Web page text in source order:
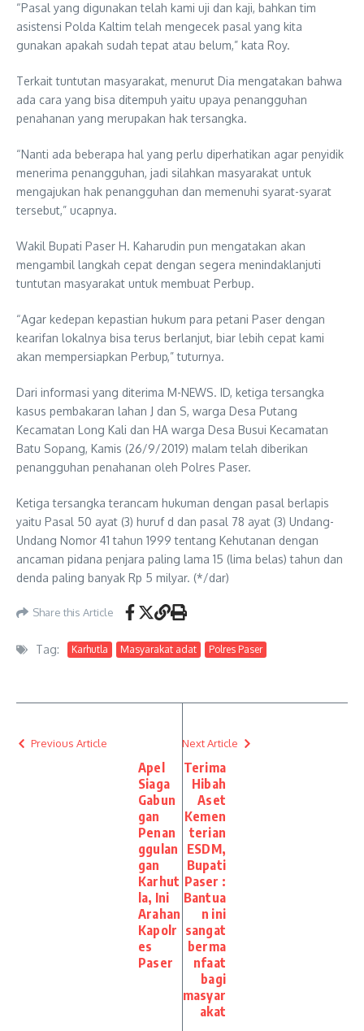
“Pasal yang digunakan telah kami uji dan kaji, bahkan tim
asistensi Polda Kaltim telah mengecek pasal yang kita
gunakan apakah sudah tepat atau belum,” kata Roy.
Terkait tuntutan masyarakat, menurut Dia mengatakan bahwa
ada cara yang bisa ditempuh yaitu upaya penangguhan
penahanan yang merupakan hak tersangka.
“Nanti ada beberapa hal yang perlu diperhatikan agar penyidik
menerima penangguhan, jadi silahkan masyarakat untuk
mengajukan hak penangguhan dan memenuhi syarat-syarat
tersebut,” ucapnya.
Wakil Bupati Paser H. Kaharudin pun mengatakan akan
mengambil langkah cepat dengan segera menindaklanjuti
tuntutan masyarakat untuk membuat Perbup.
“Agar kedepan kepastian hukum para petani Paser dengan
kearifan lokalnya bisa terus berlanjut, biar lebih cepat kami
akan mempersiapkan Perbup,” tuturnya.
Dari informasi yang diterima M-NEWS. ID, ketiga tersangka
kasus pembakaran lahan J dan S, warga Desa Putang
Kecamatan Long Kali dan HA warga Desa Busui Kecamatan
Batu Sopang, Kamis (26/9/2019) malam telah diberikan
penangguhan penahanan oleh Polres Paser.
Ketiga tersangka terancam hukuman dengan pasal berlapis
yaitu Pasal 50 ayat (3) huruf d dan pasal 78 ayat (3) Undang-
Undang Nomor 41 tahun 1999 tentang Kehutanan dengan
ancaman pidana penjara paling lama 15 (lima belas) tahun dan
denda paling banyak Rp 5 milyar. (*/dar)
Share this Article
Tag: Karhutla Masyarakat adat Polres Paser
Previous Article
Apel
Siaga
Gabun
gan
Penan
ggulan
gan
Karhut
la, Ini
Arahan
Kapolr
es
Paser
Next Article
Terima
Hibah
Aset
Kemen
terian
ESDM,
Bupati
Paser :
Bantua
n ini
sangat
berma
nfaat
bagi
masyar
akat